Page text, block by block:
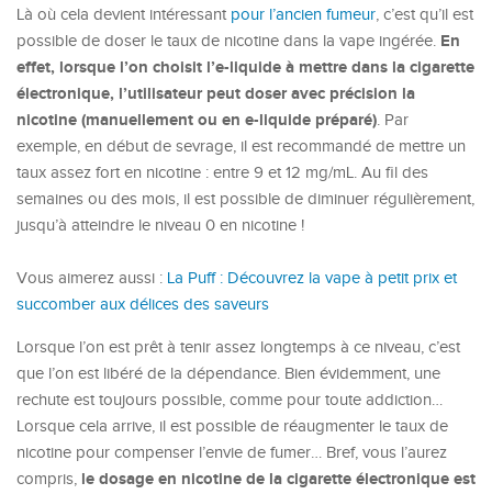
Là où cela devient intéressant pour l’ancien fumeur, c’est qu’il est
possible de doser le taux de nicotine dans la vape ingérée. En
effet, lorsque l’on choisit l’e-liquide à mettre dans la cigarette
électronique, l’utilisateur peut doser avec précision la
nicotine (manuellement ou en e-liquide préparé). Par
exemple, en début de sevrage, il est recommandé de mettre un
taux assez fort en nicotine : entre 9 et 12 mg/mL. Au fil des
semaines ou des mois, il est possible de diminuer régulièrement,
jusqu’à atteindre le niveau 0 en nicotine !
Vous aimerez aussi : La Puff : Découvrez la vape à petit prix et
succomber aux délices des saveurs
Lorsque l’on est prêt à tenir assez longtemps à ce niveau, c’est
que l’on est libéré de la dépendance. Bien évidemment, une
rechute est toujours possible, comme pour toute addiction…
Lorsque cela arrive, il est possible de réaugmenter le taux de
nicotine pour compenser l’envie de fumer… Bref, vous l’aurez
compris, le dosage en nicotine de la cigarette électronique est